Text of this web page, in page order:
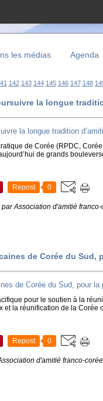
les médias Agenda
142 143 144 145 146 147 148
la longue
de Corée (RPDC,
de grands
Repost 0
Association d'amitié
de Corée du Sud,
pour le soutien à la
la réunification de la Corée
Repost 0
d'amitié franco-